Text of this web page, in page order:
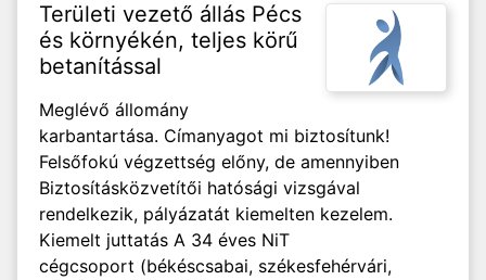
Területi vezető állás Pécs
és környékén, teljes körű
betanítással
Meglévő állomány
karbantartása. Címanyagot mi biztosítunk!
Felsőfokú végzettség előny, de amennyiben
Biztosításközvetítői hatósági vizsgával
rendelkezik, pályázatát kiemelten kezelem.
Kiemelt juttatás A 34 éves NiT
cégcsoport (békéscsabai, székesfehérvári,